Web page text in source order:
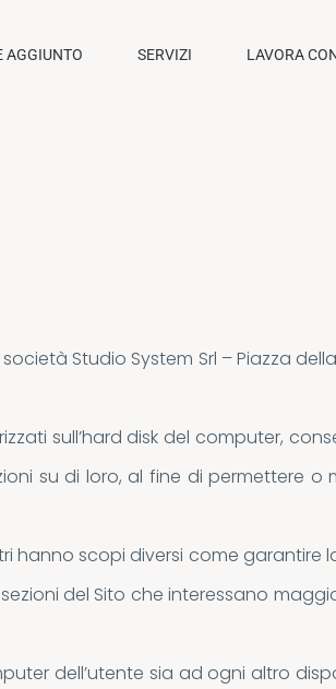
AGGIUNTO SERVIZI LAVORA
Studio System Srl – Piazza
sull’hard disk del computer,
su di loro, al fine di permettere o
hanno scopi diversi come garantire
del Sito che interessano
dell’utente sia ad ogni altro